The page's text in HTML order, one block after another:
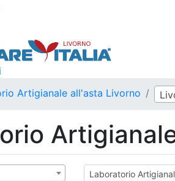
Artigianale all'asta Livorno
Laboratorio